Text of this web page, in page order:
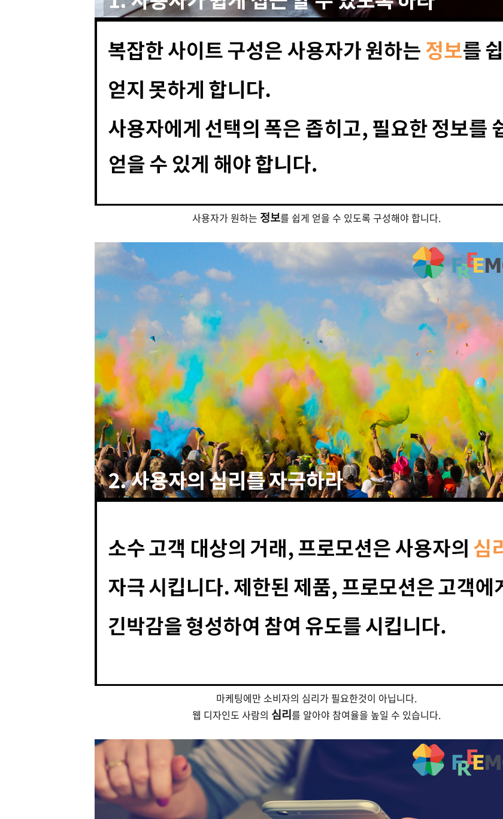
사용자가 원하는 정보를 쉽게 얻을 수 있도록 구성해야 합니다.
마케팅에만 소비자의 심리가 필요한것이 아닙니다.
웹 디자인도 사람의 심리를 알아야 참여율을 높일 수 있습니다.